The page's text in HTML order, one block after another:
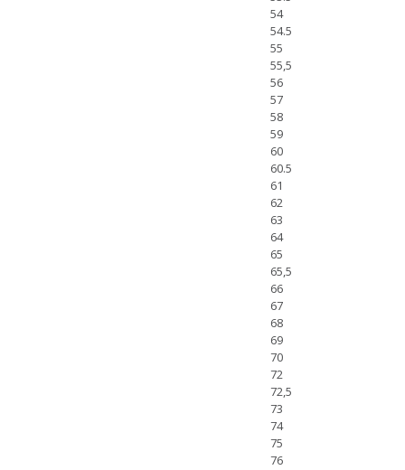
54
54.5
55
55,5
56
57
58
59
60
60.5
61
62
63
64
65
65,5
66
67
68
69
70
72
72,5
73
74
75
76